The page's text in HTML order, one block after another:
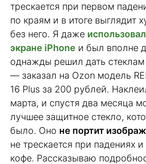
трескается при первом
по краям и в итоге выглядит
без него. Я даже
экране iPhone и был вполне
однажды решил дать
— заказал на Ozon модель
16 Plus за 200 рублей.
марта, и спустя два месяца
лучшее защитное стекло,
было. Оно не портит
не трескается при падениях
кофе. Рассказываю